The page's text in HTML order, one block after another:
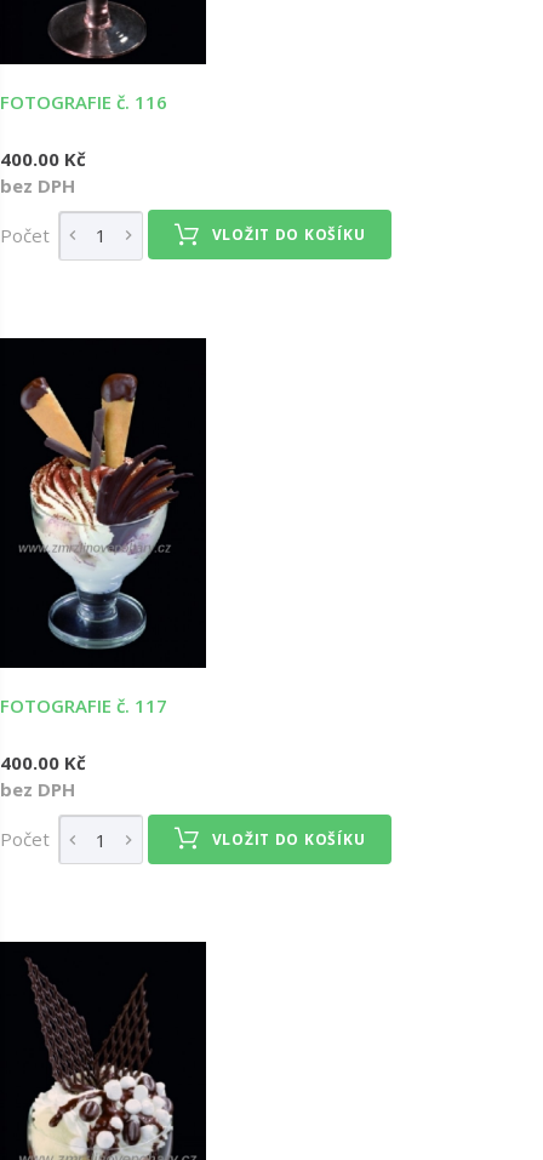
FOTOGRAFIE č. 116
400.00 Kč
bez DPH
Počet VLOŽIT DO KOŠÍKU
FOTOGRAFIE č. 117
400.00 Kč
bez DPH
Počet VLOŽIT DO KOŠÍKU